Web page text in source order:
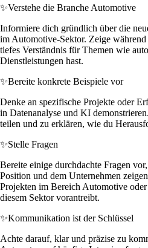
✨Verstehe die Branche Automotive
Informiere dich gründlich über die
im Automotive-Sektor. Zeige
tiefes Verständnis für Themen wie
Dienstleistungen hast.
✨Bereite konkrete Beispiele vor
Denke an spezifische Projekte oder
in Datenanalyse und KI
teilen und zu erklären, wie du
✨Stelle Fragen
Bereite einige durchdachte Fragen
Position und dem Unternehmen
Projekten im Bereich Automotive
diesem Sektor vorantreibt.
✨Kommunikation ist der Schlüssel
Achte darauf, klar und präzise zu